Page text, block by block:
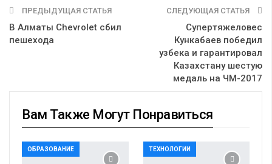
ПРЕДЫДУЩАЯ СТАТЬЯ
В Алматы Chevrolet сбил
пешехода
СЛЕДУЮЩАЯ СТАТЬЯ
Супертяжеловес
Кункабаев победил
узбека и гарантировал
Казахстану шестую
медаль на ЧМ-2017
Вам Также Могут Понравиться
ОБРАЗОВАНИЕ ТЕХНОЛОГИИ